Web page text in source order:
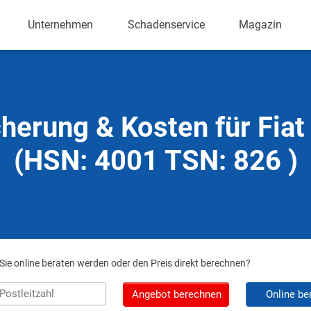
Unternehmen Schadenservice Magazin
& Kosten für Fiat
(HSN: 4001 TSN: 826 )
online beraten werden oder den Preis direkt berechnen?
Angebot berechnen Online